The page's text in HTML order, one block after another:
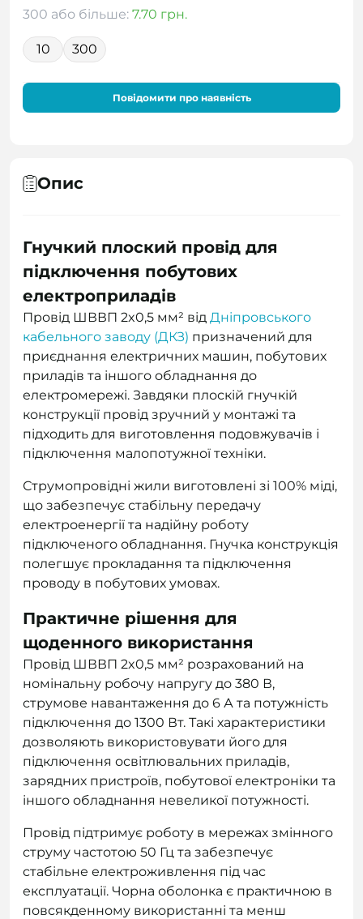
300 або більше: 7.70 грн.
10 300
Повідомити про наявність
Опис
Гнучкий плоский провід для
підключення побутових
електроприладів
Провід ШВВП 2x0,5 мм² від Дніпровського
кабельного заводу (ДКЗ) призначений для
приєднання електричних машин, побутових
приладів та іншого обладнання до
електромережі. Завдяки плоскій гнучкій
конструкції провід зручний у монтажі та
підходить для виготовлення подовжувачів і
підключення малопотужної техніки.
Струмопровідні жили виготовлені зі 100% міді,
що забезпечує стабільну передачу
електроенергії та надійну роботу
підключеного обладнання. Гнучка конструкція
полегшує прокладання та підключення
проводу в побутових умовах.
Практичне рішення для
щоденного використання
Провід ШВВП 2x0,5 мм² розрахований на
номінальну робочу напругу до 380 В,
струмове навантаження до 6 А та потужність
підключення до 1300 Вт. Такі характеристики
дозволяють використовувати його для
підключення освітлювальних приладів,
зарядних пристроїв, побутової електроніки та
іншого обладнання невеликої потужності.
Провід підтримує роботу в мережах змінного
струму частотою 50 Гц та забезпечує
стабільне електроживлення під час
експлуатації. Чорна оболонка є практичною в
повсякденному використанні та менш